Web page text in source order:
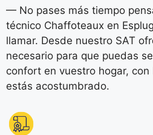
— No pases más tiempo
técnico Chaffoteaux en
llamar. Desde nuestro SAT
necesario para que puedas
confort en vuestro hogar,
estás acostumbrado.